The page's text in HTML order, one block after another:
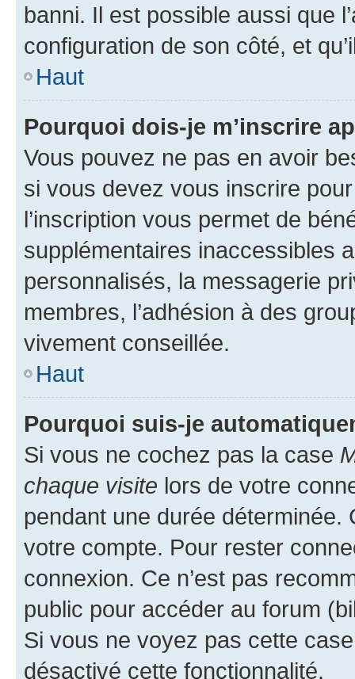
banni. Il est possible aussi que
configuration de son côté, et
Haut
Pourquoi dois-je m’inscrire
Vous pouvez ne pas en avoir
si vous devez vous inscrire
l’inscription vous permet de
supplémentaires inaccessibles
personnalisés, la messagerie
membres, l’adhésion à des
vivement conseillée.
Haut
Pourquoi suis-je
Si vous ne cochez pas la case
chaque visite lors de votre
pendant une durée déterminée.
votre compte. Pour rester
connexion. Ce n’est pas
public pour accéder au forum
Si vous ne voyez pas cette
désactivé cette fonctionnalité.